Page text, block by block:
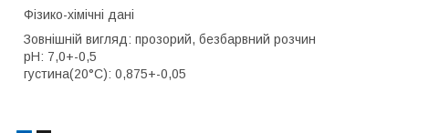
Фізико-хімічні дані
Зовнішній вигляд: прозорий, безбарвний розчин
рН: 7,0+-0,5
густина(20°С): 0,875+-0,05